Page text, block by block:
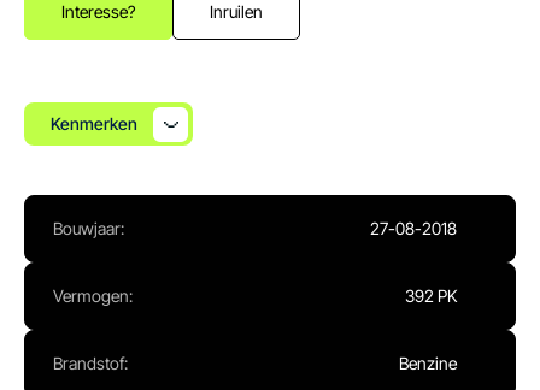
Openingstijden verkoop
Za:
10.00 - 15.00
Gesloten
Gesloten
Zo:
Interesse? Inruilen
Kenmerken
Bouwjaar: 27-08-2018
Vermogen: 392 PK
Brandstof: Benzine